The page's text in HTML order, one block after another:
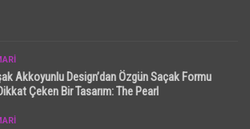
Akkoyunlu Design’dan Özgün Saçak Formu
Çeken Bir Tasarım: The Pearl